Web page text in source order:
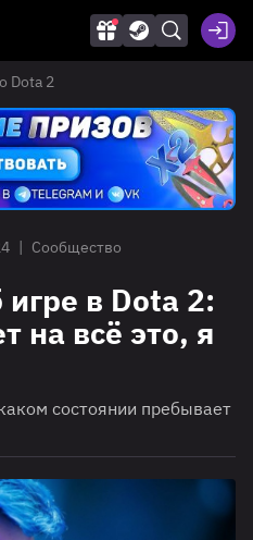
Dota 2
| Сообщество
игре в Dota 2:
на всё это, я
состоянии пребывает